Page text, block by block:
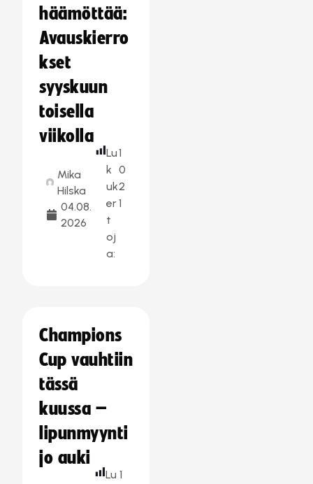
häämöttää:
Avauskierro
kset
syyskuun
toisella
viikolla
Mika
Hilska
04.08.
2026
Lu
k
uk
er
t
oj
a:
1
0
2
1
Champions
Cup vauhtiin
tässä
kuussa –
lipunmyynti
jo auki
Lu 1